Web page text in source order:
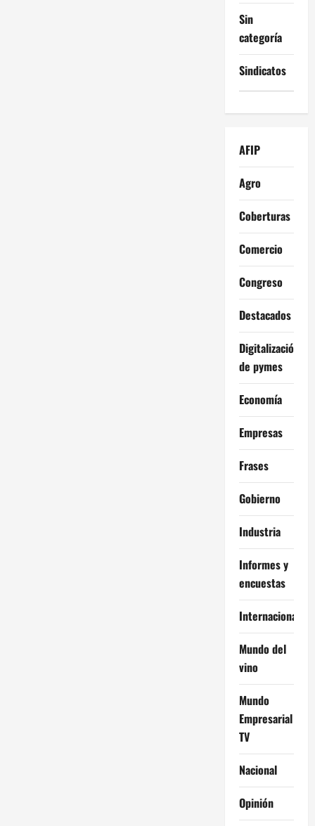
Sin
categoría
Sindicatos
AFIP
Agro
Coberturas
Comercio
Congreso
Destacados
Digitalización
de pymes
Economía
Empresas
Frases
Gobierno
Industria
Informes y
encuestas
Internacional
Mundo del
vino
Mundo
Empresarial
TV
Nacional
Opinión